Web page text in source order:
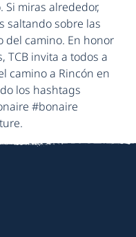
miras alrededor,
saltando sobre las
del camino. En honor
TCB invita a todos a
camino a Rincón en
los hashtags
#bonaire